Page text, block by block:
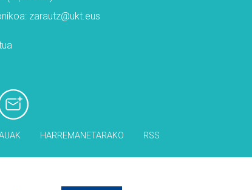
zarautz@ukt.eus
HARREMANETARAKO RSS